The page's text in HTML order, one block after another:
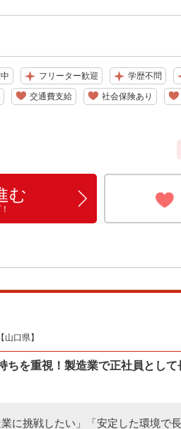
フリーター歓迎 学歴不問
交通費支給 社会保険あり
む
口県】
ちを重視！製造業で正社員として
業に挑戦したい」「安定した環境で